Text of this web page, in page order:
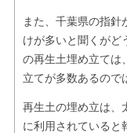
また、千葉県の指
けが多いと聞くがど
の再生土埋め立ては
立てが多数あるので
再生土の埋め立は、
に利用されていると